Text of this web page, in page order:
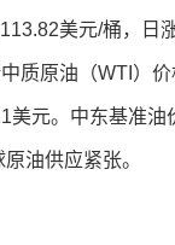
美元/桶，日
质原油（WTI）
美元。中东基准
油供应紧张。